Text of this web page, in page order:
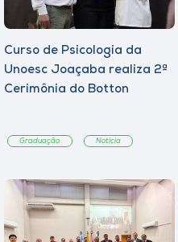
Curso de Psicologia da
Unoesc Joaçaba realiza 2ª
Cerimônia do Botton
Graduação Notícia